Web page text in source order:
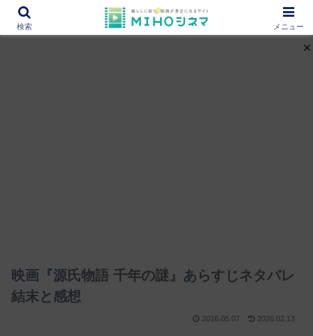
12000作品を紹介！あなたの映画図書館『MIHOシネマ』
映画『源氏物語 千年の謎』あらすじネタバレ
結末と感想
2016.05.07 2026.02.13
検索 メニュー